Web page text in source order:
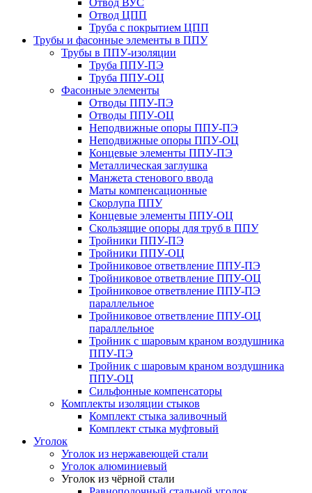
Отвод ВУС
Отвод ЦПП
Труба с покрытием ЦПП
Трубы и фасонные элементы в ППУ
Трубы в ППУ-изоляции
Труба ППУ-ПЭ
Труба ППУ-ОЦ
Фасонные элементы
Отводы ППУ-ПЭ
Отводы ППУ-ОЦ
Неподвижные опоры ППУ-ПЭ
Неподвижные опоры ППУ-ОЦ
Концевые элементы ППУ-ПЭ
Металлическая заглушка
Манжета стенового ввода
Маты компенсационные
Скорлупа ППУ
Концевые элементы ППУ-ОЦ
Скользящие опоры для труб в ППУ
Тройники ППУ-ПЭ
Тройники ППУ-ОЦ
Тройниковое ответвление ППУ-ПЭ
Тройниковое ответвление ППУ-ОЦ
Тройниковое ответвление ППУ-ПЭ
параллельное
Тройниковое ответвление ППУ-ОЦ
параллельное
Тройник с шаровым краном воздушника
ППУ-ПЭ
Тройник с шаровым краном воздушника
ППУ-ОЦ
Сильфонные компенсаторы
Комплекты изоляции стыков
Комплект стыка заливочный
Комплект стыка муфтовый
Уголок
Уголок из нержавеющей стали
Уголок алюминиевый
Уголок из чёрной стали